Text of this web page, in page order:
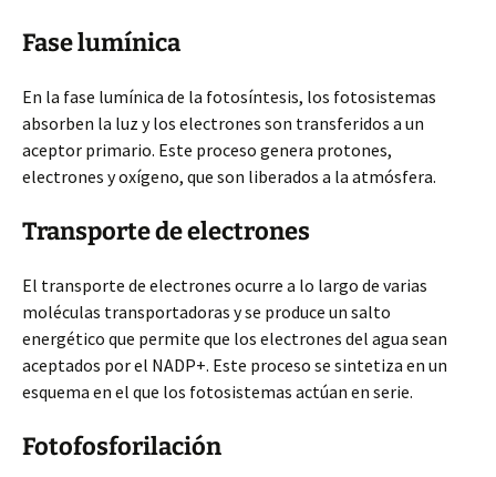
Fase lumínica
En la fase lumínica de la fotosíntesis, los fotosistemas
absorben la luz y los electrones son transferidos a un
aceptor primario. Este proceso genera protones,
electrones y oxígeno, que son liberados a la atmósfera.
Transporte de electrones
El transporte de electrones ocurre a lo largo de varias
moléculas transportadoras y se produce un salto
energético que permite que los electrones del agua sean
aceptados por el NADP+. Este proceso se sintetiza en un
esquema en el que los fotosistemas actúan en serie.
Fotofosforilación